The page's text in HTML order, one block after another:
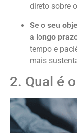
direto sobre
Se o seu
a longo
tempo e
mais
2. Qual é